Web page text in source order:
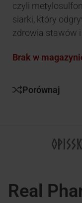
czyli
siarki, który
zdrowia stawów i
Brak w
Porównaj
OPIS
Real